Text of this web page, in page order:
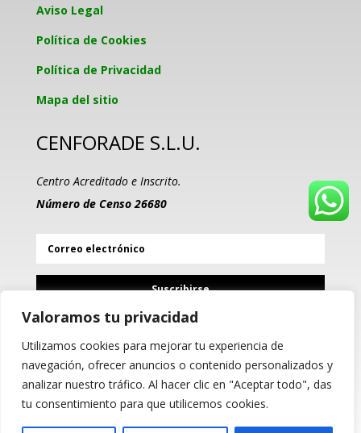
Valoramos tu privacidad
Utilizamos cookies para mejorar tu experiencia de
navegación, ofrecer anuncios o contenido personalizados y
analizar nuestro tráfico. Al hacer clic en "Aceptar todo", das
tu consentimiento para que utilicemos cookies.
Aviso Legal
Política de Cookies
Política de Privacidad
Mapa del sitio
CENFORADE S.L.U.
Centro Acreditado e Inscrito.
Número de Censo 26680
Suscribirse
PROGRAMA KIT DIGITAL
COFINANCIADO POR LOS
FONDOS NEXT GENERATION
(EU) DEL MECANISMO DE
RECUPERACIÓN Y RESILIENCIA